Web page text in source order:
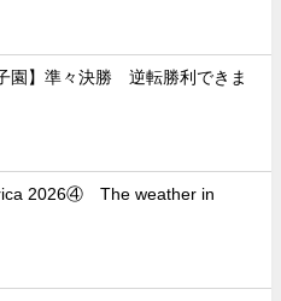
園】準々決勝 逆転勝利できま
2026④ The weather in